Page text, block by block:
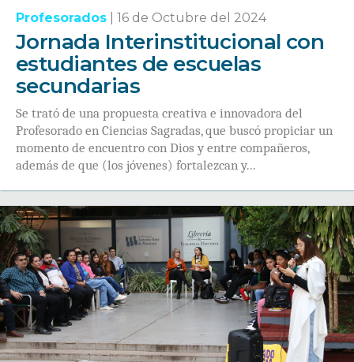
Profesorados 16 de Octubre del 2024
Jornada Interinstitucional con
estudiantes de escuelas
secundarias
Se trató de una propuesta creativa e innovadora del
Profesorado en Ciencias Sagradas, que buscó propiciar un
momento de encuentro con Dios y entre compañeros,
además de que (los jóvenes) fortalezcan y...